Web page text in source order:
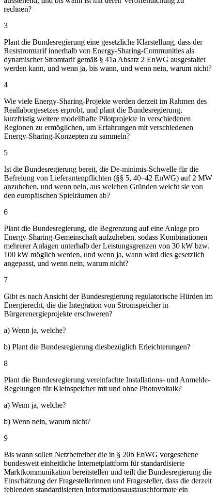
rechnen?
3
Plant die Bundesregierung eine gesetzliche Klarstellung, dass der
Reststromtarif innerhalb von Energy-Sharing-Communities als
dynamischer Stromtarif gemäß § 41a Absatz 2 EnWG ausgestaltet
werden kann, und wenn ja, bis wann, und wenn nein, warum nicht?
4
Wie viele Energy-Sharing-Projekte werden derzeit im Rahmen des
Reallaborgesetzes erprobt, und plant die Bundesregierung,
kurzfristig weitere modellhafte Pilotprojekte in verschiedenen
Regionen zu ermöglichen, um Erfahrungen mit verschiedenen
Energy-Sharing-Konzepten zu sammeln?
5
Ist die Bundesregierung bereit, die De-minimis-Schwelle für die
Befreiung von Lieferantenpflichten (§§ 5, 40–42 EnWG) auf 2 MW
anzuheben, und wenn nein, aus welchen Gründen weicht sie von
den europäischen Spielräumen ab?
6
Plant die Bundesregierung, die Begrenzung auf eine Anlage pro
Energy-Sharing-Gemeinschaft aufzuheben, sodass Kombinationen
mehrerer Anlagen unterhalb der Leistungsgrenzen von 30 kW bzw.
100 kW möglich werden, und wenn ja, wann wird dies gesetzlich
angepasst, und wenn nein, warum nicht?
7
Gibt es nach Ansicht der Bundesregierung regulatorische Hürden im
Energierecht, die die Integration von Stromspeicher in
Bürgerenergieprojekte erschweren?
a) Wenn ja, welche?
b) Plant die Bundesregierung diesbezüglich Erleichterungen?
8
Plant die Bundesregierung vereinfachte Installations- und Anmelde-
Regelungen für Kleinspeicher mit und ohne Photovoltaik?
a) Wenn ja, welche?
b) Wenn nein, warum nicht?
9
Bis wann sollen Netzbetreiber die in § 20b EnWG vorgesehene
bundesweit einheitliche Internetplattform für standardisierte
Marktkommunikation bereitstellen und teilt die Bundesregierung die
Einschätzung der Fragestellerinnen und Fragesteller, dass die derzeit
fehlenden standardisierten Informationsaustauschformate ein